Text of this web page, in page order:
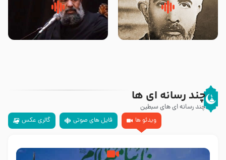
روضه‌ی مجلس یزید ملعون و
اسارت اهل‌بیت علیهم‌السلام –
سلام جوانی که امام حسین علیه
السلام خودش جوابش را دادند
چند رسانه ای ها
چند رسانه ای های سبطین
ویدئو ها
فایل های صوتی گالری عکس